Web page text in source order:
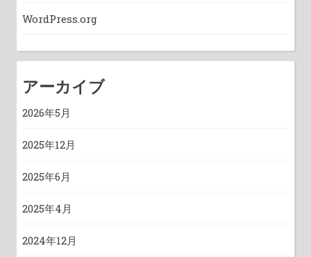
WordPress.org
アーカイブ
2026年5月
2025年12月
2025年6月
2025年4月
2024年12月